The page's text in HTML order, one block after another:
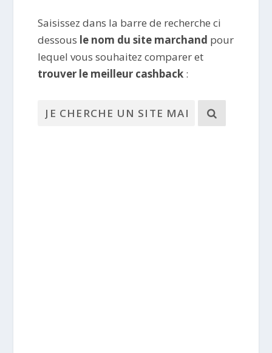
Saisissez dans la barre de recherche ci
dessous le nom du site marchand pour
lequel vous souhaitez comparer et
trouver le meilleur cashback :